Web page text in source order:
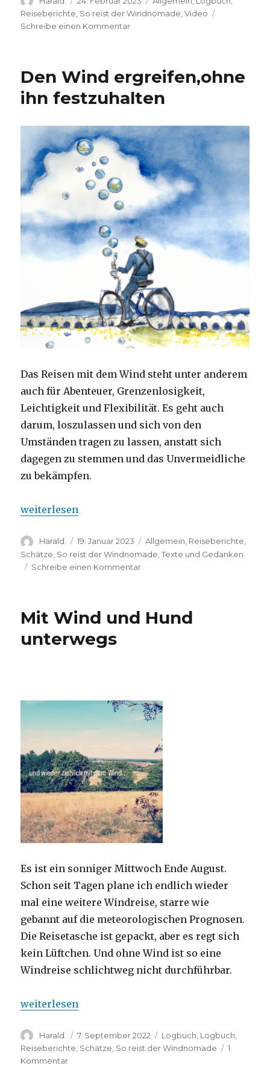
am
Reiseberichte So reist der Windnomade ,Video
Schreibe einen Kommentarzu
Den Wind ergreifen,ohne
ihn festzuhalten
Das Reisen mit dem Wind steht unter anderem
auch für Abenteuer, Grenzenlosigkeit,
Leichtigkeit und Flexibilität.Es geht auch
darum, loszulassen und sich von den
Umständen tragen zu lassen, anstatt sich
dagegen zu stemmen und das Unvermeidliche
zu bekämpfen.
„Den Wind ergreifen,ohne ihn festzuhalten“
weiterlesen
Autor
Harald.
Veröffentlicht
am
19. Januar 2023 Kategorien
Allgemein, Reiseberichte,
Schätze So reist der Windnomade ,Texte und Gedanken
Schreibe einen Kommentarzu
ihn
Mit Wind und Hund
unterwegs
Es ist ein sonniger Mittwoch Ende August.
Schon seit Tagen plane ich endlich wieder
mal eine weitere Windreise, starre wie
gebannt auf die meteorologischen Prognosen.
Die Reisetasche ist gepackt, aber es regt sich
kein Lüftchen. Und ohne Wind ist so eine
Windreise schlichtweg nicht durchführbar.
„Mit Wind und Hund unterwegs“
weiterlesen
Autor
Harald.
Veröffentlicht
am
7. September 2022 Kategorien
Logbuch Logbuch
Reiseberichte Schätze So reist der Windnomade
1
Kommentarzu